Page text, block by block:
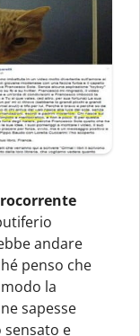
andare
penso che
la
sapesse
e